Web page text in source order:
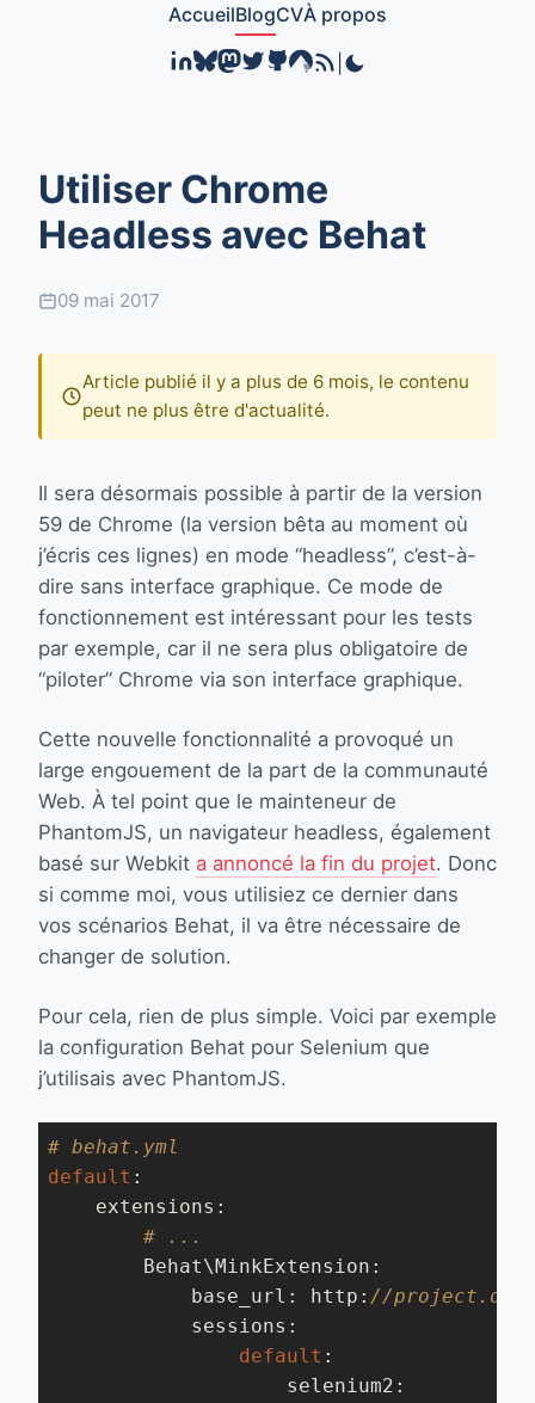
AccueilBlogCVÀ propos
Utiliser Chrome
Headless avec Behat
09 mai 2017
Article publié il y a plus de 6 mois, le contenu
peut ne plus être d'actualité.
Il sera désormais possible à partir de la version
59 de Chrome (la version bêta au moment où
j’écris ces lignes) en mode “headless”, c’est-à-
dire sans interface graphique. Ce mode de
fonctionnement est intéressant pour les tests
par exemple, car il ne sera plus obligatoire de
“piloter” Chrome via son interface graphique.
Cette nouvelle fonctionnalité a provoqué un
large engouement de la part de la communauté
Web. À tel point que le mainteneur de
PhantomJS, un navigateur headless, également
basé sur Webkit a annoncé la fin du projet. Donc
si comme moi, vous utilisiez ce dernier dans
vos scénarios Behat, il va être nécessaire de
changer de solution.
Pour cela, rien de plus simple. Voici par exemple
la configuration Behat pour Selenium que
j’utilisais avec PhantomJS.
# behat.yml
default :
    extensions:
# ...
        Behat\MinkExtension:
            base_url: http:
//project.dev
            sessions:
default :
                    selenium2: